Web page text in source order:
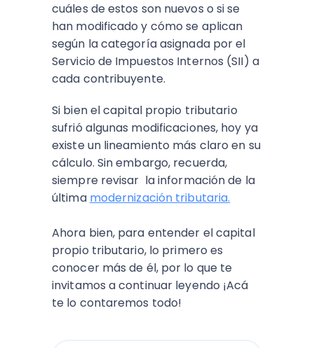
cuáles de estos son nuevos o si se
han modificado y cómo se aplican
según la categoría asignada por el
Servicio de Impuestos Internos (SII) a
cada contribuyente.
Si bien el capital propio tributario
sufrió algunas modificaciones, hoy ya
existe un lineamiento más claro en su
cálculo. Sin embargo, recuerda,
siempre revisar la información de la
última modernización tributaria.
Ahora bien, para entender el capital
propio tributario, lo primero es
conocer más de él, por lo que te
invitamos a continuar leyendo ¡Acá
te lo contaremos todo!